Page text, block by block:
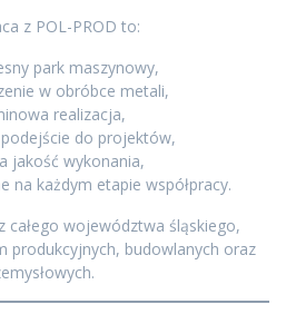
z POL-PROD to:
park maszynowy,
w obróbce metali,
realizacja,
do projektów,
jakość wykonania,
na każdym etapie współpracy.
całego województwa śląskiego,
produkcyjnych, budowlanych oraz